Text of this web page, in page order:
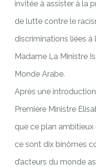
invitée à assister à la
de lutte contre le
discriminations liées à
Madame La Ministre
Monde Arabe.
Après une
Première Ministre
que ce plan
ce sont dix binômes
d’acteurs du monde